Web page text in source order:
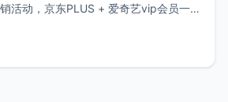
活动，京东PLUS + 爱奇艺vip会员一年
活动和权益说明购买过程上方
店”地址，购买成功会自动发